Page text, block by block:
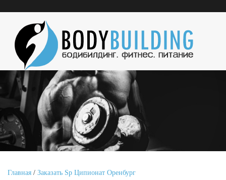
Главная / Заказать Sp Ципионат Оренбург